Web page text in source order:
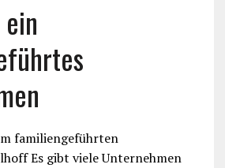
familiengeführten
Es gibt viele Unternehmen